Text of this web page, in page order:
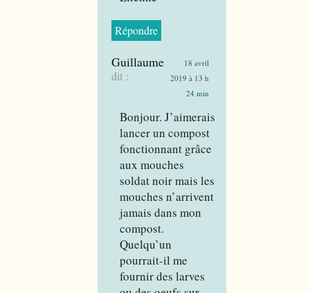
Répondre
Guillaume
dit :
18 avril
2019 à 13 h
24 min
Bonjour. J’aimerais
lancer un compost
fonctionnant grâce
aux mouches
soldat noir mais les
mouches n’arrivent
jamais dans mon
compost.
Quelqu’un
pourrait-il me
fournir des larves